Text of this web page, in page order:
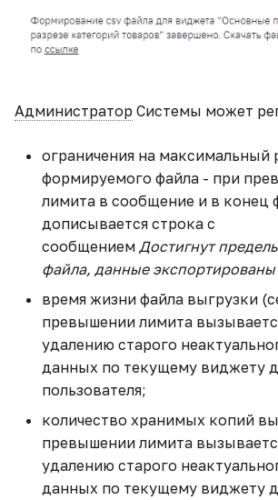
Администратор Системы может
ограничения на максимальный
формируемого файла - при
лимита в сообщение и в конец
дописывается строка с
сообщением Достигнут
файла, данные
время жизни файла выгрузки
превышении лимита
удалению старого
данных по текущему виджету
пользователя;
количество хранимых копий
превышении лимита
удалению старого
данных по текущему виджету